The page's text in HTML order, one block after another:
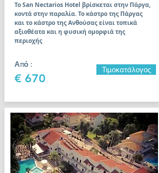
Το San Nectarios Hotel βρίσκεται στην Πάργα,
κοντά στην παραλία. Το κάστρο της Πάργας
και το κάστρο της Ανθούσας είναι τοπικά
αξιοθέατα και η φυσική ομορφιά της
περιοχής
Από :
€ 670
Τιμοκατάλογος